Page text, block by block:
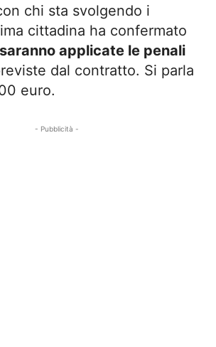
chi sta svolgendo i
cittadina ha confermato
saranno applicate le penali
dal contratto. Si parla
euro.
- Pubblicità -